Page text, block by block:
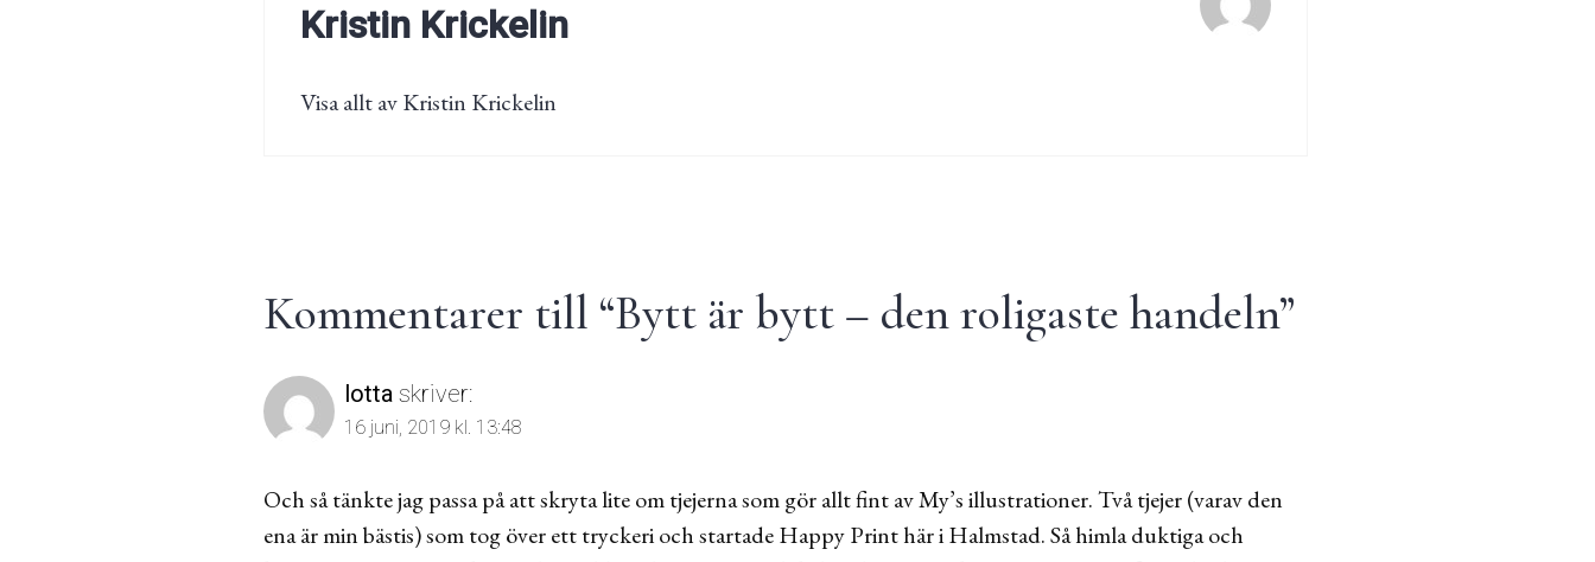
Kristin Krickelin
Visa allt av Kristin Krickelin
Kommentarer till “Bytt är bytt – den roligaste handeln”
lotta skriver:
16 juni, 2019 kl. 13:48
Och så tänkte jag passa på att skryta lite om tjejerna som gör allt fint av My’s illustrationer. Två tjejer (varav den
ena är min bästis) som tog över ett tryckeri och startade Happy Print här i Halmstad. Så himla duktiga och